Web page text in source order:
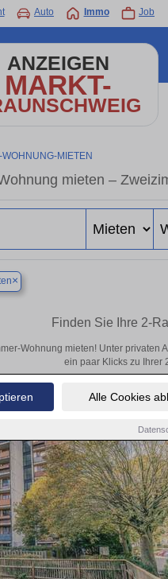
Alle Cookies
Auto Immo Job
ANZEIGEN
MARKT-
MIETEN
mieten –
×
Finden Sie Ihre 2-
Wohnung mieten! Unter
ein paar Klicks zu Ihrer